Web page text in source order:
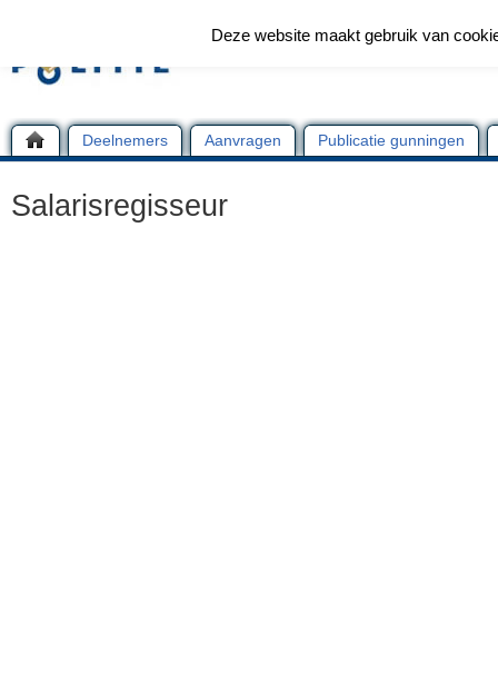
Deelnemers Aanvragen Publicatie gunningen
Salarisregisseur
Deze website maakt gebruik van